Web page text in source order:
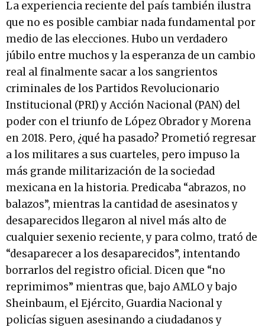
La experiencia reciente del país también ilustra
que no es posible cambiar nada fundamental por
medio de las elecciones. Hubo un verdadero
júbilo entre muchos y la esperanza de un cambio
real al finalmente sacar a los sangrientos
criminales de los Partidos Revolucionario
Institucional (PRI) y Acción Nacional (PAN) del
poder con el triunfo de López Obrador y Morena
en 2018. Pero, ¿qué ha pasado? Prometió regresar
a los militares a sus cuarteles, pero impuso la
más grande militarización de la sociedad
mexicana en la historia. Predicaba “abrazos, no
balazos”, mientras la cantidad de asesinatos y
desaparecidos llegaron al nivel más alto de
cualquier sexenio reciente, y para colmo, trató de
“desaparecer a los desaparecidos”, intentando
borrarlos del registro oficial. Dicen que “no
reprimimos” mientras que, bajo AMLO y bajo
Sheinbaum, el Ejército, Guardia Nacional y
policías siguen asesinando a ciudadanos y